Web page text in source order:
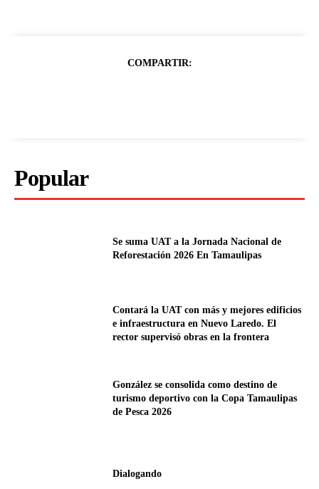
COMPARTIR:
Popular
Se suma UAT a la Jornada Nacional de
Reforestación 2026 En Tamaulipas
Contará la UAT con más y mejores edificios
e infraestructura en Nuevo Laredo. El
rector supervisó obras en la frontera
González se consolida como destino de
turismo deportivo con la Copa Tamaulipas
de Pesca 2026
Dialogando